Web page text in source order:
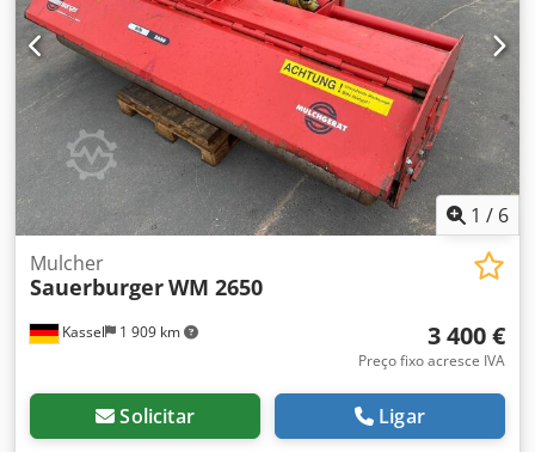
1 / 6
Kassel 1 909 km
Mulcher
SauerburgerWM 2650
3 400 €
Preço fixo acresce IVA
Solicitar Ligar